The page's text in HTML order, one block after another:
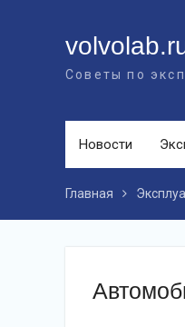
Советы по
Новости
Главная